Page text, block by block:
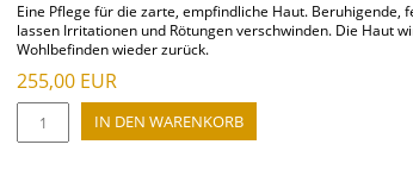
Eine Pflege für die zarte, empfindliche Haut. Beruhigende,
lassen Irritationen und Rötungen verschwinden. Die Haut
Wohlbefinden wieder zurück.
255,00 EUR